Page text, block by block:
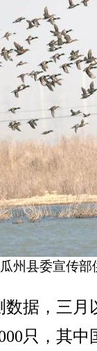
州县委宣传部
据，三月
只，其中